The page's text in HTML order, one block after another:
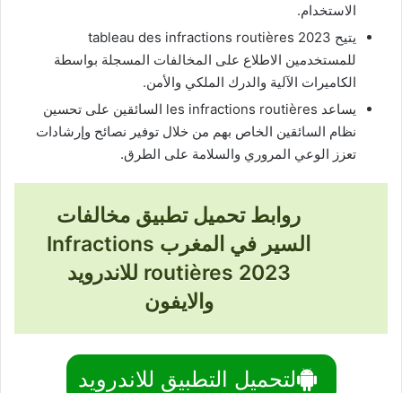
الاستخدام.
يتيح tableau des infractions routières 2023
للمستخدمين الاطلاع على المخالفات المسجلة بواسطة
الكاميرات الآلية والدرك الملكي والأمن.
يساعد les infractions routières
السائقين على تحسين
نظام السائقين الخاص بهم من خلال توفير نصائح وإرشادات
تعزز الوعي المروري والسلامة على الطرق.
روابط تحميل تطبيق مخالفات
السير في المغرب Infractions
routières 2023 للاندرويد
والايفون
لتحميل التطبيق للاندرويد